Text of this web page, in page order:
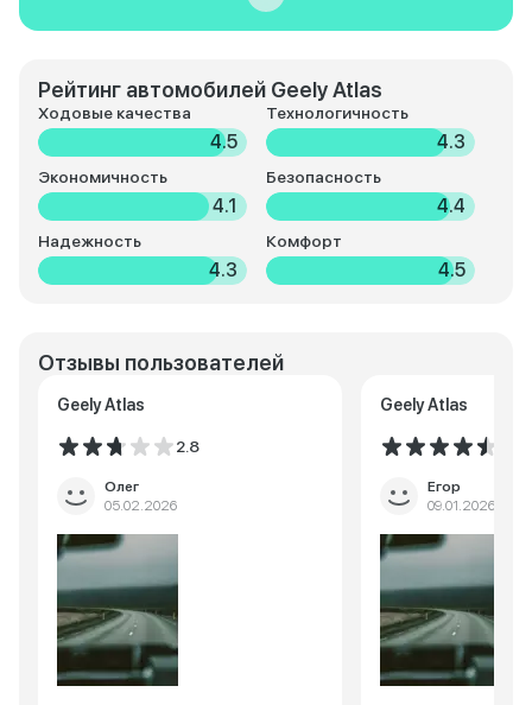
Рейтинг автомобилей Geely Atlas
Ходовые качества
4.5
Технологичность
4.3
Экономичность
4.1
Безопасность
4.4
Надежность
4.3
Комфорт
4.5
Отзывы пользователей
Geely Atlas
2.8
Олег
05.02.2026
Geely Atlas
Егор
09.01.2026